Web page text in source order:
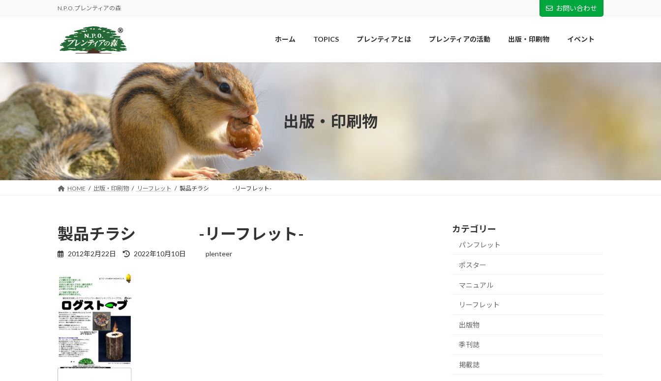
へ
ッ
プ
ョ
移
動
N.P.O.プレンティアの森 お問い合わせ
ホーム TOPICS プレンティアとは プレンティアの活動 出版・印刷物 イベント
出版・印刷物
HOME 出版・印刷物 リーフレット 製品チラシ -リーフレット-
製品チラシ -リーフレット-
2012年2月22日
最
2022年10月10日 plenteer
カテゴリー
パンフレット
ポスター
マニュアル
リーフレット
出版物
季刊誌
掲載誌